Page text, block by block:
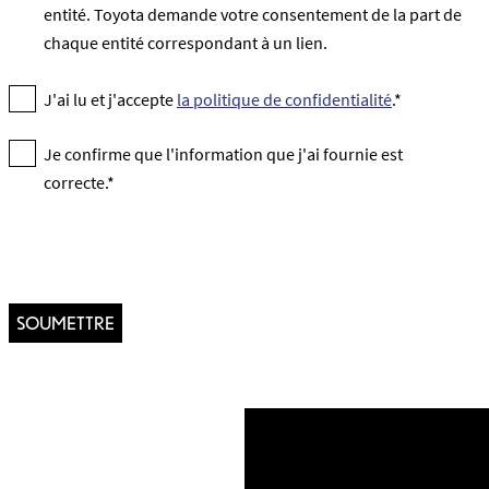
entité. Toyota demande votre consentement de la part de
chaque entité correspondant à un lien.
J'ai lu et j'accepte la politique de confidentialité.*
Je confirme que l'information que j'ai fournie est
correcte.*
SOUMETTRE